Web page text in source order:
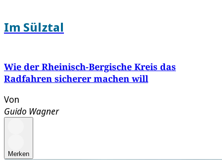
Im Sülztal
Wie der Rheinisch-Bergische Kreis das
Radfahren sicherer machen will
Von
Guido Wagner
Merken